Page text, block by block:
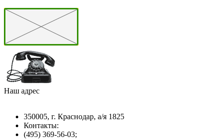
Наш адрес
350005, г. Краснодар, а/я 1825
Контакты: ­
(495) 369-56-03;